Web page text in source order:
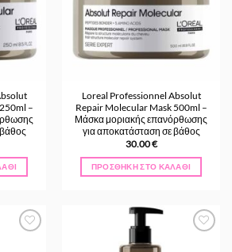
–
Loreal Professionnel Absolut
Repair Molecular Mask 500ml –
Μάσκα μοριακής επανόρθωσης
για αποκατάσταση σε βάθος
30.00€
ΠΡΟΣΘΉΚΗ ΣΤΟ ΚΑΛΆΘΙ